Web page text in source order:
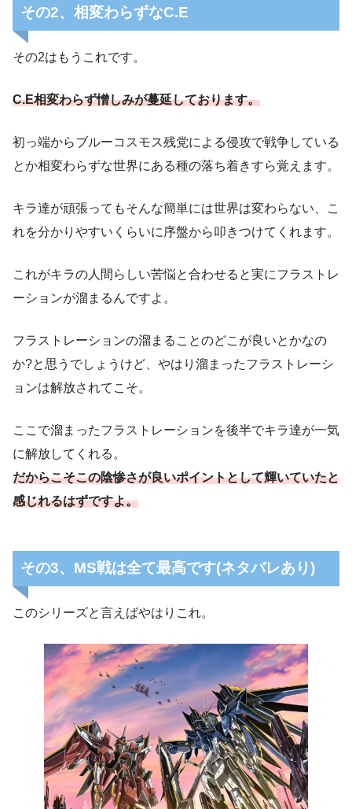
その2、相変わらずなC.E
その2はもうこれです。
C.E相変わらず憎しみが蔓延しております。
初っ端からブルーコスモス残党による侵攻で戦争している
とか相変わらずな世界にある種の落ち着きすら覚えます。
キラ達が頑張ってもそんな簡単には世界は変わらない、こ
れを分かりやすいくらいに序盤から叩きつけてくれます。
これがキラの人間らしい苦悩と合わせると実にフラストレ
ーションが溜まるんですよ。
フラストレーションの溜まることのどこが良いとかなの
か?と思うでしょうけど、やはり溜まったフラストレーシ
ョンは解放されてこそ。
ここで溜まったフラストレーションを後半でキラ達が一気
に解放してくれる。
だからこそこの陰惨さが良いポイントとして輝いていたと
感じれるはずですよ。
その3、MS戦は全て最高です(ネタバレあり)
このシリーズと言えばやはりこれ。